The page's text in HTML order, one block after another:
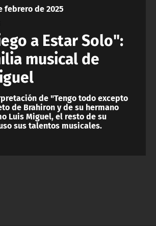
febrero de 2025
a Estar Solo":
musical de
de "Tengo todo excepto
de Brahiron y de su hermano
Luis Miguel, el resto de su
sus talentos musicales.